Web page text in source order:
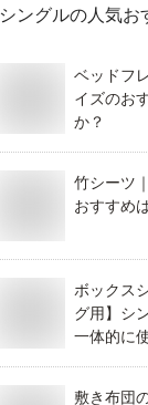
シングルの人気お
ベッドフ
イズのお
か？
竹シーツ
おすすめ
ボックス
グ用】シ
一体的に
敷き布団